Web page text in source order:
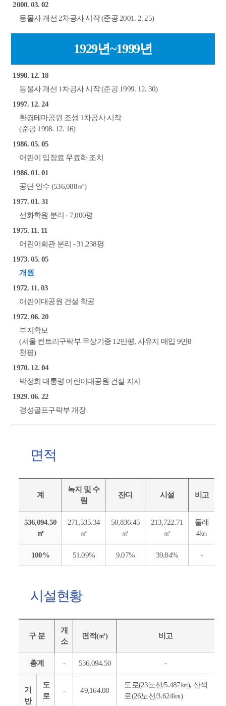
2000. 03. 02
동물사 개선 2차공사 시작 (준공 2001. 2. 25)
1929년~1999년
1998. 12. 18
동물사 개선 1차공사 시작 (준공 1999. 12. 30)
1997. 12. 24
환경테마공원 조성 1차공사 시작
(준공 1998. 12. 16)
1986. 05. 05
어린이 입장료 무료화 조치
1986. 01. 01
공단 인수 (536,088㎡)
1977. 01. 31
선화학원 분리 - 7,000평
1975. 11. 11
어린이회관 분리 - 31,238평
1973. 05. 05
개원
1972. 11. 03
어린이대공원 건설 착공
1972. 06. 20
부지확보
(서울 컨트리구락부 무상기증 12만평, 사유지 매입 9만8
천평)
1970. 12. 04
박정희 대통령 어린이대공원 건설 지시
1929. 06. 22
경성골프구락부 개장
면적
계
녹지 및 수
림
잔디 시설 비고
536,094.50
㎡
271,535.34
㎡
50,836.45
㎡
213,722.71
㎡
둘레
4㎞
100% 51.09% 9.07% 39.84% -
시설현황
구 분
개
소
면적(㎡) 비고
총계 - 536,094.50 -
기
반
도
로
- 49,164.08
도로(23노선/5.487㎞), 산책
로(26노선/3.624㎞)